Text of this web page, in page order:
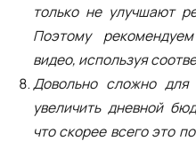
только не улучшают
Поэтому
видео, используя
Довольно сложно для
увеличить дневной
что скорее всего это